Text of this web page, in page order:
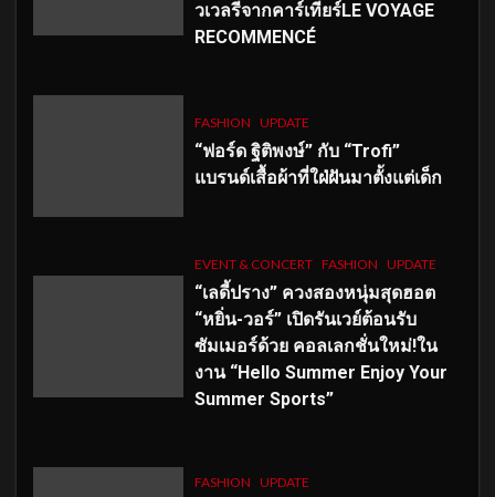
วเวลรีจากคาร์เทียร์LE VOYAGE
RECOMMENCÉ
FASHION UPDATE
“ฟอร์ด ฐิติพงษ์” กับ “Trofi”
แบรนด์เสื้อผ้าที่ใฝ่ฝันมาตั้งแต่เด็ก
EVENT & CONCERT FASHION UPDATE
“เลดี้ปราง” ควงสองหนุ่มสุดฮอต
“หยิ่น-วอร์” เปิดรันเวย์ต้อนรับ
ซัมเมอร์ด้วย คอลเลกชั่นใหม่!ใน
งาน “Hello Summer Enjoy Your
Summer Sports”
FASHION UPDATE